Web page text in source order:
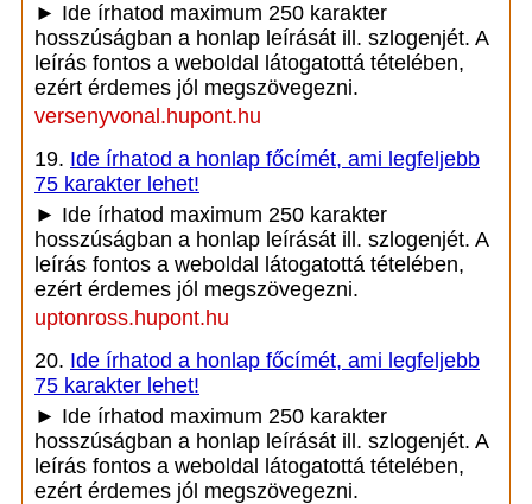
► Ide írhatod maximum 250 karakter
hosszúságban a honlap leírását ill. szlogenjét. A
leírás fontos a weboldal látogatottá tételében,
ezért érdemes jól megszövegezni.
versenyvonal.hupont.hu
19. Ide írhatod a honlap főcímét, ami legfeljebb
75 karakter lehet!
► Ide írhatod maximum 250 karakter
hosszúságban a honlap leírását ill. szlogenjét. A
leírás fontos a weboldal látogatottá tételében,
ezért érdemes jól megszövegezni.
uptonross.hupont.hu
20. Ide írhatod a honlap főcímét, ami legfeljebb
75 karakter lehet!
► Ide írhatod maximum 250 karakter
hosszúságban a honlap leírását ill. szlogenjét. A
leírás fontos a weboldal látogatottá tételében,
ezért érdemes jól megszövegezni.